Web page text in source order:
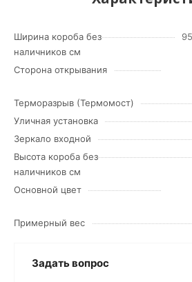
Ширина короба без
наличников см
Сторона открывания
Терморазрыв (Термомост)
Уличная установка
Зеркало входной
Высота короба без
наличников см
Основной цвет
Примерный вес
Задать вопрос